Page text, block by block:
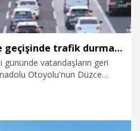
Anadolu Otoyolu Düzce geçişinde trafik durma noktasında
vatandaşların geri
Otoyolu'nun Düzce